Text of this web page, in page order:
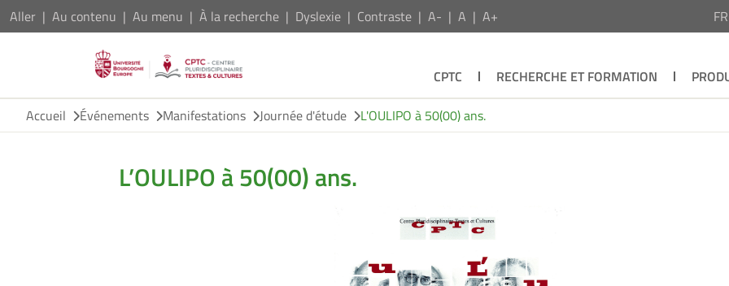
Aller Au contenu Au menu À la recherche Dyslexie Contraste A- A A+
CPTC RECHERCHE ET FORMATION
Accueil
Événements Manifestations Journée d'étude L'OULIPO à 50(00) ans.
L’OULIPO à 50(00) ans.